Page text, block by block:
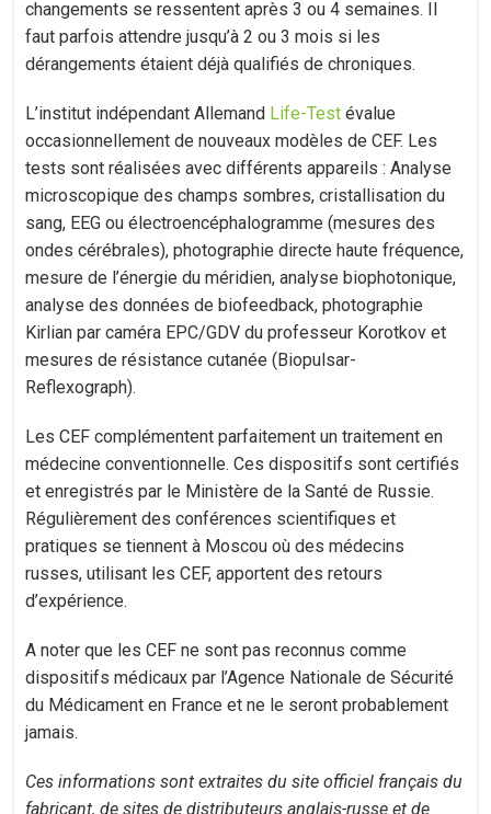
changements se ressentent après 3 ou 4 semaines. Il
faut parfois attendre jusqu’à 2 ou 3 mois si les
dérangements étaient déjà qualifiés de chroniques.
L’institut indépendant Allemand Life-Test évalue
occasionnellement de nouveaux modèles de CEF. Les
tests sont réalisées avec différents appareils : Analyse
microscopique des champs sombres, cristallisation du
sang, EEG ou électroencéphalogramme (mesures des
ondes cérébrales), photographie directe haute fréquence,
mesure de l’énergie du méridien, analyse biophotonique,
analyse des données de biofeedback, photographie
Kirlian par caméra EPC/GDV du professeur Korotkov et
mesures de résistance cutanée (Biopulsar-
Reflexograph).
Les CEF complémentent parfaitement un traitement en
médecine conventionnelle. Ces dispositifs sont certifiés
et enregistrés par le Ministère de la Santé de Russie.
Régulièrement des conférences scientifiques et
pratiques se tiennent à Moscou où des médecins
russes, utilisant les CEF, apportent des retours
d’expérience.
A noter que les CEF ne sont pas reconnus comme
dispositifs médicaux par l’Agence Nationale de Sécurité
du Médicament en France et ne le seront probablement
jamais.
Ces informations sont extraites du site officiel français du
fabricant, de sites de distributeurs anglais-russe et de